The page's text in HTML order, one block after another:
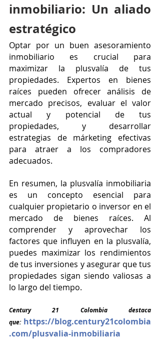
inmobiliario: Un aliado
estratégico
Optar por un buen asesoramiento
inmobiliario es crucial para
maximizar la plusvalía de tus
propiedades. Expertos en bienes
raíces pueden ofrecer análisis de
mercado precisos, evaluar el valor
actual y potencial de tus
propiedades, y desarrollar
estrategias de márketing efectivas
para atraer a los compradores
adecuados.
En resumen, la plusvalía inmobiliaria
es un concepto esencial para
cualquier propietario o inversor en el
mercado de bienes raíces. Al
comprender y aprovechar los
factores que influyen en la plusvalía,
puedes maximizar los rendimientos
de tus inversiones y asegurar que tus
propiedades sigan siendo valiosas a
lo largo del tiempo.
Century 21 Colombia destaca
que: https://blog.century21colombia
.com/plusvalia-inmobiliaria